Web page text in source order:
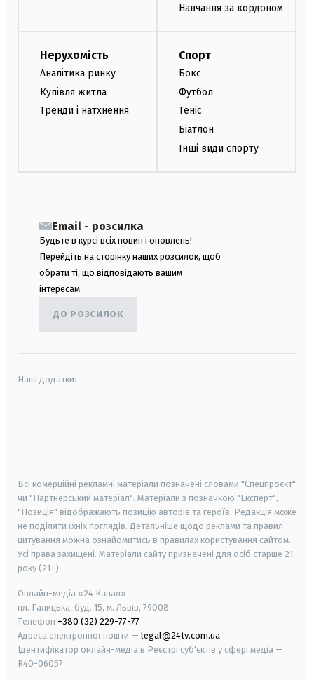
Навчання за кордоном
Нерухомість
Аналітика ринку
Купівля житла
Тренди і натхнення
Спорт
Бокс
Футбол
Теніс
Біатлон
Інші види спорту
Email - розсилка
Будьте в курсі всіх новин і оновлень!
Перейдіть на сторінку наших розсилок, щоб
обрати ті, що відповідають вашим
інтересам.
ДО РОЗСИЛОК
Наші додатки:
Всі комерційні рекламні матеріали позначені словами "Спецпроєкт"
чи "Партнерський матеріал". Матеріали з позначкою "Експерт",
"Позиція" відображають позицію авторів та героїв. Редакція може
не поділяти їхніх поглядів. Детальніше щодо реклами та правил
цитування можна ознайомитись в правилах користування сайтом.
Усі права захищені. Матеріали сайту призначені для осіб старше 21
року (21+)
Онлайн-медіа «24 Канал»
пл. Галицька, буд. 15, м. Львів, 79008
Телефон +380 (32) 229-77-77
Адреса електронної пошти — legal@24tv.com.ua
Ідентифікатор онлайн-медіа в Реєстрі суб'єктів у сфері медіа —
R40-06057